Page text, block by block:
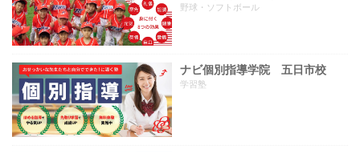
野球・ソフトボール
ナビ個別指導学院 五日市校
学習塾